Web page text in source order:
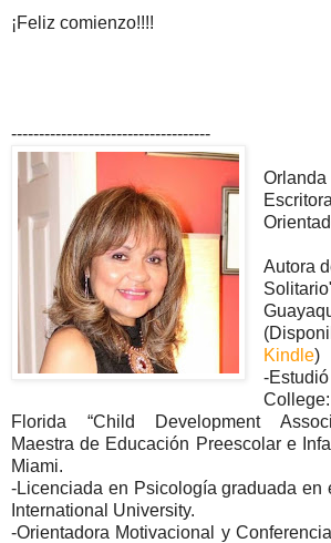
¡Feliz comienzo!!!!
------------------------------------
Autora
Kindle)
-
Florida “Child Development
Maestra de Educación Preescolar e
Miami.
-Licenciada en Psicología graduada en
International University.
-Orientadora Motivacional y